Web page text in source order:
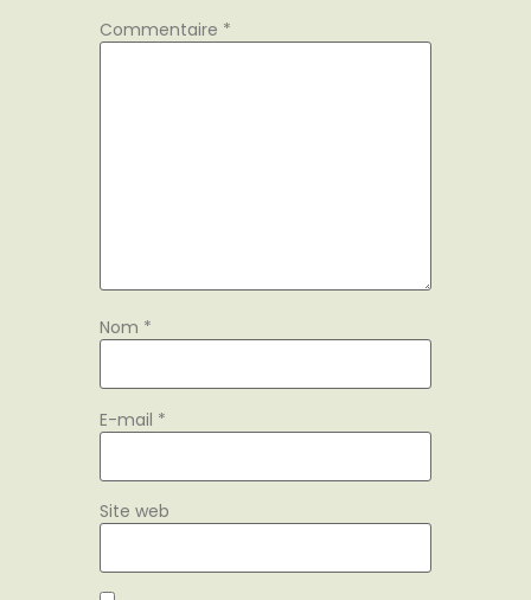
Commentaire *
Nom *
E-mail *
Site web